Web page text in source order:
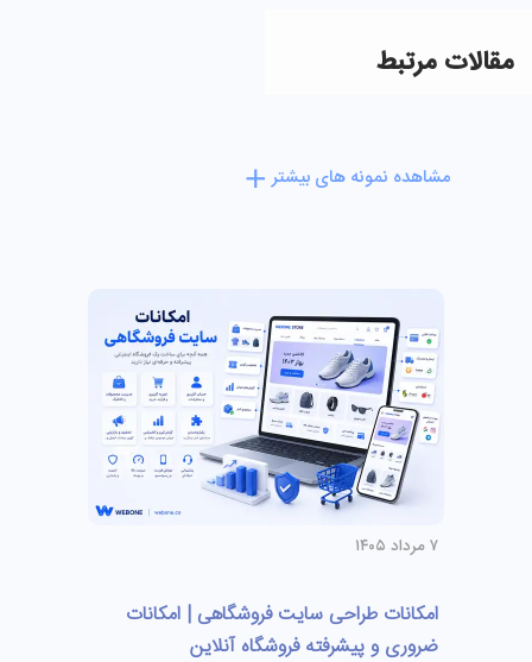
مقالات مرتبط
مشاهده نمونه های بیشتر
۷ مرداد ۱۴۰۵
امکانات طراحی سایت فروشگاهی | امکانات
ضروری و پیشرفته فروشگاه آنلاین